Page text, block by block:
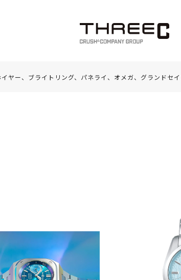
ヤー、ブライトリング、パネライ、オメガ、グランドセ